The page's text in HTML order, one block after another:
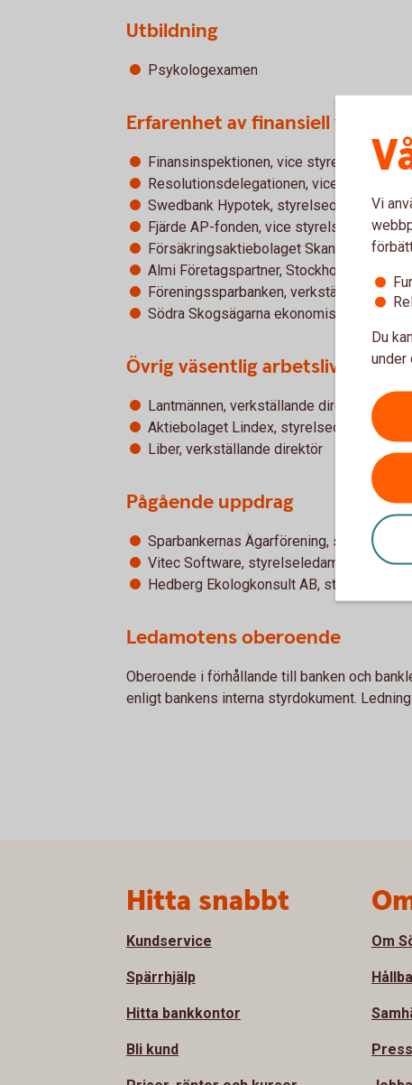
Utbildning
Psykologexamen
Erfarenhet av finansiell
Finansinspektionen, vice
Resolutionsdelegationen, vice
Swedbank Hypotek, styrelseordförande
Fjärde AP-fonden, vice
Försäkringsaktiebolaget Skandia,
Almi Företagspartner, Stockholm
Föreningssparbanken, verkställande
Södra Skogsägarna ekonomisk förening,
Övrig väsentlig
Lantmännen, verkställande direktör Liber,
Aktiebolaget Lindex, styrelseordförande
Liber, verkställande direktör
Pågående uppdrag
Sparbankernas Ägarförening,
Vitec Software, styrelseledamot
Hedberg Ekologkonsult AB,
Ledamotens oberoende
Oberoende i förhållande till banken och
enligt bankens interna styrdokument.
Vi
Du
under
Hitta snabbt
Kundservice
Spärrhjälp
Hitta bankkontor
Bli kund
Om
Press